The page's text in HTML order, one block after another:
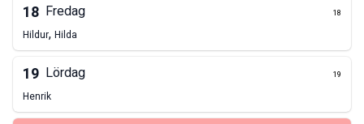
18 Fredag 18
Hildur, Hilda
19 Lördag 19
Henrik